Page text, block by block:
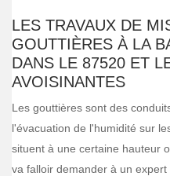
LES TRAVAUX DE
GOUTTIÈRES À LA
DANS LE 87520 ET
AVOISINANTES
Les gouttières sont des
l'évacuation de l'humidité sur
situent à une certaine hauteur
va falloir demander à un